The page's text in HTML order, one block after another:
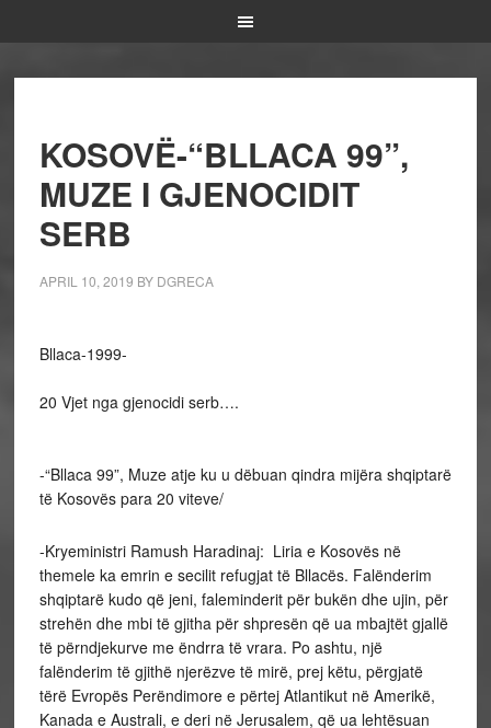
KOSOVË-“BLLACA 99”,
MUZE I GJENOCIDIT
SERB
APRIL 10, 2019 BY DGRECA
Bllaca-1999-
20 Vjet nga gjenocidi serb….
-“Bllaca 99”, Muze atje ku u dëbuan qindra mijëra shqiptarë
të Kosovës para 20 viteve/
-Kryeministri Ramush Haradinaj: Liria e Kosovës në
themele ka emrin e secilit refugjat të Bllacës. Falënderim
shqiptarë kudo që jeni, faleminderit për bukën dhe ujin, për
strehën dhe mbi të gjitha për shpresën që ua mbajtët gjallë
të përndjekurve me ëndrra të vrara. Po ashtu, një
falënderim të gjithë njerëzve të mirë, prej këtu, përgjatë
tërë Evropës Perëndimore e përtej Atlantikut në Amerikë,
Kanada e Australi, e deri në Jerusalem, që ua lehtësuan